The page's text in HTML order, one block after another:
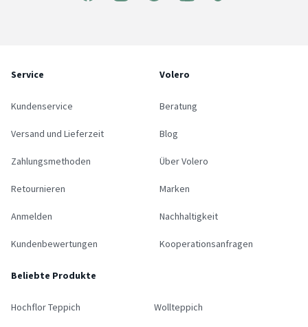
Service
Kundenservice
Versand und Lieferzeit
Zahlungsmethoden
Retournieren
Anmelden
Kundenbewertungen
Volero
Beratung
Blog
Über Volero
Marken
Nachhaltigkeit
Kooperationsanfragen
Beliebte Produkte
Hochflor Teppich Wollteppich